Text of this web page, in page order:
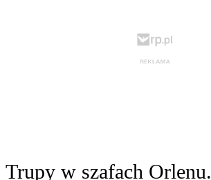
Trupy w szafach Orlenu.